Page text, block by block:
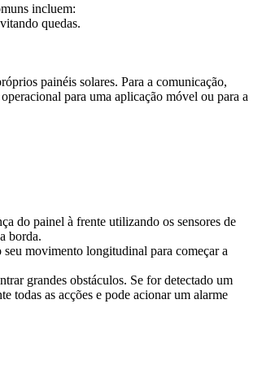
incluem:
quedas.
painéis solares. Para a comunicação,
para uma aplicação móvel ou para a
do painel à frente utilizando os sensores de
borda.
movimento longitudinal para começar a
grandes obstáculos. Se for detectado um
todas as acções e pode acionar um alarme